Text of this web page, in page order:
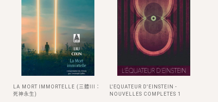
LA MORT IMMORTELLE (三體III：
死神永生)
L'EQUATEUR D'EINSTEIN -
NOUVELLES COMPLETES 1